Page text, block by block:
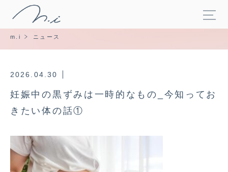
m.i ニュース
2026.04.30
妊娠中の黒ずみは一時的なもの_今知ってお
きたい体の話①